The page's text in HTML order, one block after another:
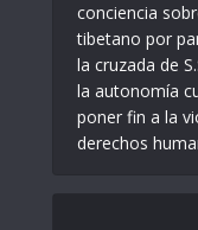
conciencia
tibetano por
la cruzada de
la autonomía
poner fin a la
derechos